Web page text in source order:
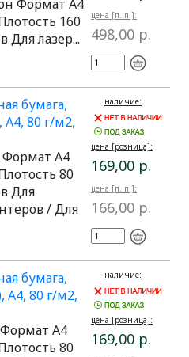
Формат A4
160
Для лазер...
цена [п. п.]:
498,00 р.
бумага,
80 г/м2,
A4
80
Для
/ Для
наличие:
цена [розница]:
169,00 р.
цена [п. п.]:
166,00 р.
бумага,
A4, 80 г/м2,
A4
80
наличие:
цена [розница]:
169,00 р.